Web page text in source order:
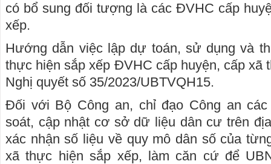
có bổ sung đối tượng là các ĐVHC cấp
xếp.
Hướng dẫn việc lập dự toán, sử dụng và
thực hiện sắp xếp ĐVHC cấp huyện, cấp xã
Nghị quyết số 35/2023/UBTVQH15.
Đối với Bộ Công an, chỉ đạo Công an
soát, cập nhật cơ sở dữ liệu dân cư trên
xác nhận số liệu về quy mô dân số của
xã thực hiện sắp xếp, làm căn cứ để